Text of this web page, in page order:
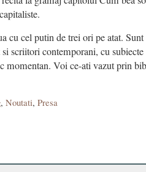
cu cel putin de trei ori pe atat.
scriitori contemporani, cu
momentan. Voi ce-ati vazut prin
, Noutati, Presa